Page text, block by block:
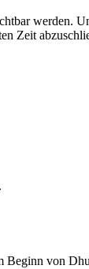
werden.
Zeit
Beginn von